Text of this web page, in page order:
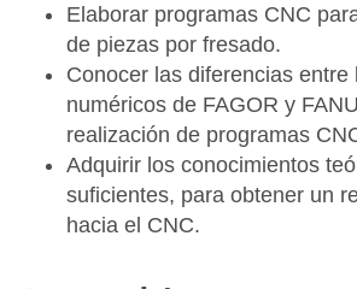
Elaborar programas CNC
de piezas por fresado.
Conocer las diferencias entre
numéricos de FAGOR y
realización de programas
Adquirir los conocimientos
suficientes, para obtener un
hacia el CNC.